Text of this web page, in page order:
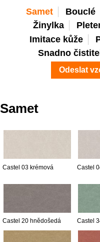
Samet Bouclé
Žinylka
Imitace kůže
Snadno
Odeslat
Samet
Castel 03 krémová Castel
Castel 20 hnědošedá Castel